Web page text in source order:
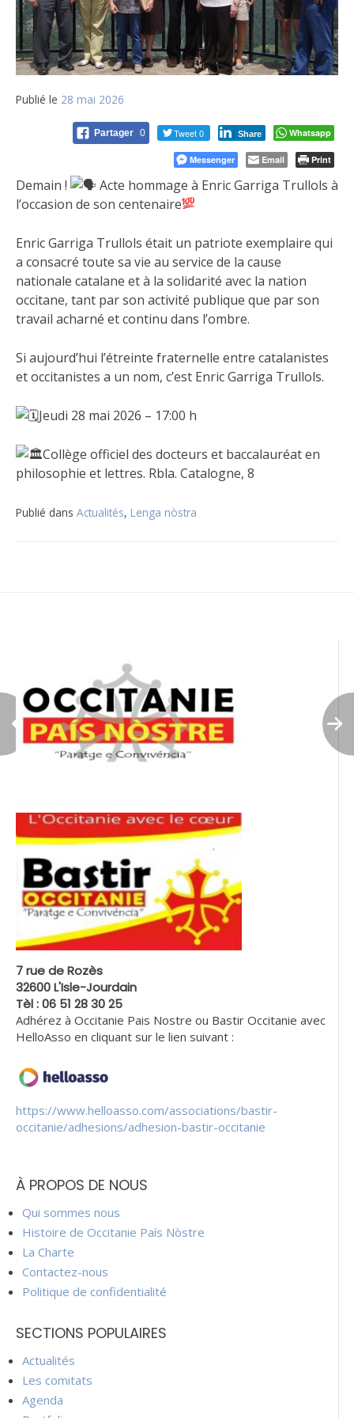
Publié le 28 mai 2026
Partager 0 Tweet 0 Share Whatsapp
Messenger Email Print
Demain !
Acte hommage à Enric Garriga Trullols à
l’occasion de son centenaire
Enric Garriga Trullols était un patriote exemplaire qui
a consacré toute sa vie au service de la cause
nationale catalane et à la solidarité avec la nation
occitane, tant par son activité publique que par son
travail acharné et continu dans l’ombre.
Si aujourd’hui l’étreinte fraternelle entre catalanistes
et occitanistes a un nom, c’est Enric Garriga Trullols.
Jeudi 28 mai 2026 – 17:00 h
Collège officiel des docteurs et baccalauréat en
philosophie et lettres. Rbla. Catalogne, 8
Publié dans Actualités, Lenga nòstra
7 rue de Rozès
32600 L'Isle-Jourdain
Tèl : 06 51 28 30 25
Adhérez à Occitanie Pais Nostre ou Bastir Occitanie avec
HelloAsso en cliquant sur le lien suivant :
https://www.helloasso.com/associations/bastir-
occitanie/adhesions/adhesion-bastir-occitanie
À PROPOS DE NOUS
Qui sommes nous
Histoire de Occitanie País Nòstre
La Charte
Contactez-nous
Politique de confidentialité
SECTIONS POPULAIRES
Actualités
Les comitats
Agenda